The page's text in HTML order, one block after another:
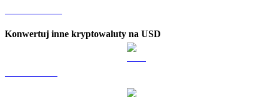
Konwertuj inne kryptowaluty na USD